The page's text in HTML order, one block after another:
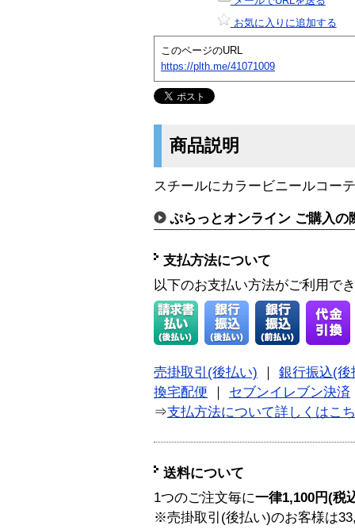
お気に入りに追加する
このページのURL
https://plth.me/41071009
商品説明
スチールにカラービニールコー
ぷらっとオンライン ご購入の
支払方法について
以下のお支払い方法がご利用で
売掛取引(後払い)
銀行振込(後
換宅配便
セブンイレブン決済
⇒支払方法について詳しくはこ
送料について
1つのご注文毎に一律1,100円(税
※売掛取引(後払い)のお客様は